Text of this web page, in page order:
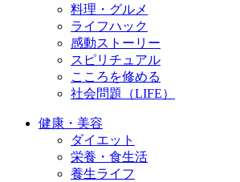
料理・グルメ
ライフハック
感動ストーリー
スピリチュアル
こころを修める
社会問題（LIFE）
健康・美容
ダイエット
栄養・食生活
養生ライフ